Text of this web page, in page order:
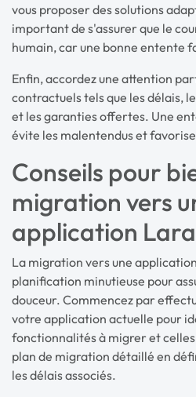
vous proposer des solutions
important de s'assurer que le
humain, car une bonne entente
Enfin, accordez une attention
contractuels tels que les délais,
et les garanties offertes. Une
évite les malentendus et
Conseils pour
migration vers
application
La migration vers une
planification minutieuse pour
douceur. Commencez par
votre application actuelle pour
fonctionnalités à migrer et
plan de migration détaillé en
les délais associés.